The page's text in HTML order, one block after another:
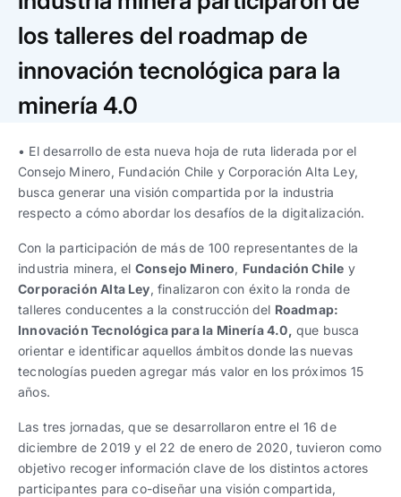
Trabaja con nosotros
Ver todo
Español|English
Ver todas
Ver todas
progresivos de gestión
Ver todos
Español|English
Español|English
Español|English
los talleres del roadmap de
innovación tecnológica para la
minería 4.0
• El desarrollo de esta nueva hoja de ruta liderada por el
Consejo Minero, Fundación Chile y Corporación Alta Ley,
busca generar una visión compartida por la industria
respecto a cómo abordar los desafíos de la digitalización.
Con la participación de más de 100 representantes de la
industria minera, el Consejo Minero, Fundación Chile y
Corporación Alta Ley, finalizaron con éxito la ronda de
talleres conducentes a la construcción del Roadmap:
Innovación Tecnológica para la Minería 4.0, que busca
orientar e identificar aquellos ámbitos donde las nuevas
tecnologías pueden agregar más valor en los próximos 15
años.
Las tres jornadas, que se desarrollaron entre el 16 de
diciembre de 2019 y el 22 de enero de 2020, tuvieron como
objetivo recoger información clave de los distintos actores
participantes para co-diseñar una visión compartida,